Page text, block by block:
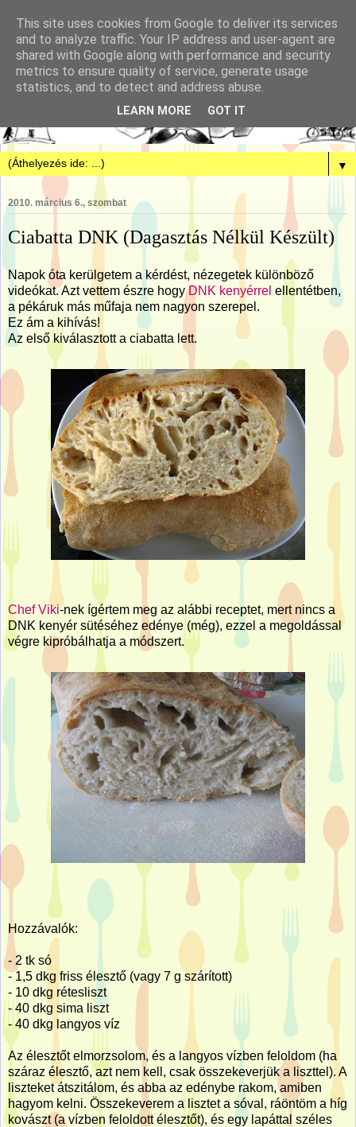
▼
2010. március 6., szombat
Ciabatta DNK (Dagasztás Nélkül Készült)
Napok óta kerülgetem a kérdést, nézegetek különböző
videókat. Azt vettem észre hogyDNK kenyérrel ellentétben,
a pékáruk más műfaja nem nagyon szerepel.
Ez ám a kihívás!
Az első kiválasztott a ciabatta lett.
Chef Viki-nek ígértem meg az alábbi receptet, mert nincs a
DNK kenyér sütéséhez edénye (még), ezzel a megoldással
végre kipróbálhatja a módszert.
Hozzávalók:
- 2 tk só
- 1,5 dkg friss élesztő (vagy 7 g szárított)
- 10 dkg rétesliszt
- 40 dkg sima liszt
- 40 dkg langyos víz
Az élesztőt elmorzsolom, és a langyos vízben feloldom (ha
száraz élesztő, azt nem kell, csak összekeverjük a liszttel). A
liszteket átszitálom, és abba az edénybe rakom, amiben
hagyom kelni. Összekeverem a lisztet a sóval, ráöntöm a híg
kovászt (a vízben feloldott élesztőt), és egy lapáttal széles
This site uses cookies from Google to deliver its services
and to analyze traffic. Your IP address and user-agent are
shared with Google along with performance and security
metrics to ensure quality of service, generate usage
statistics, and to detect and address abuse.
LEARN MORE GOT IT